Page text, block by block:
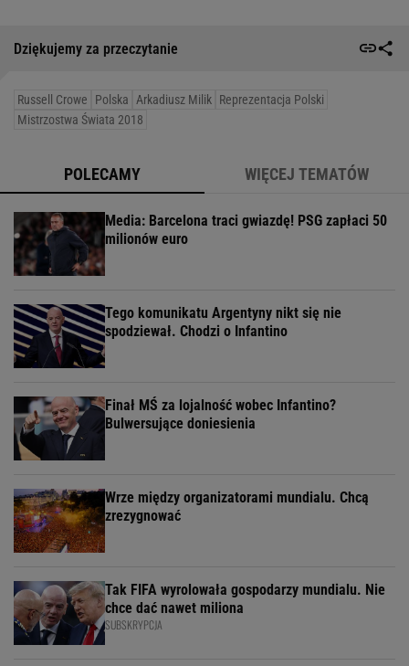
Dziękujemy za przeczytanie
Russell Crowe Polska Arkadiusz Milik Reprezentacja Polski
Mistrzostwa Świata 2018
POLECAMY WIĘCEJ TEMATÓW
Media: Barcelona traci gwiazdę! PSG zapłaci 50
milionów euro
Tego komunikatu Argentyny nikt się nie
spodziewał. Chodzi o Infantino
Finał MŚ za lojalność wobec Infantino?
Bulwersujące doniesienia
Wrze między organizatorami mundialu. Chcą
zrezygnować
Tak FIFA wyrolowała gospodarzy mundialu. Nie
chce dać nawet miliona
SUBSKRYPCJA